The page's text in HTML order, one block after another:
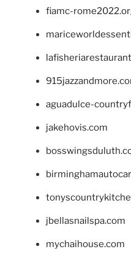
fiamc-
aguadulce-
jakehovis.com
jbellasnailspa.com
mychaihouse.com